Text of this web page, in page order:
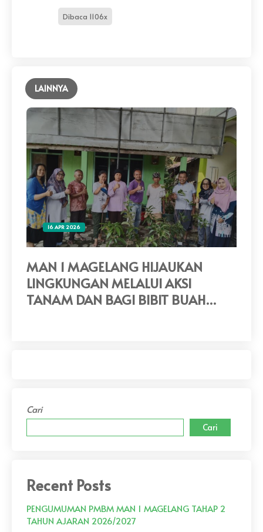
Dibaca 1106x
LAINNYA
16 APR 2026
MAN 1 MAGELANG HIJAUKAN
LINGKUNGAN MELALUI AKSI
TANAM DAN BAGI BIBIT BUAH
Cari
Cari
Recent Posts
PENGUMUMAN PMBM MAN 1 MAGELANG TAHAP 2
TAHUN AJARAN 2026/2027